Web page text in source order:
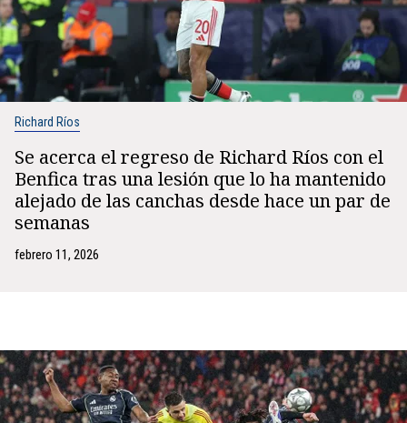
Richard Ríos
Se acerca el regreso de Richard Ríos con el
Benfica tras una lesión que lo ha mantenido
alejado de las canchas desde hace un par de
semanas
febrero 11, 2026